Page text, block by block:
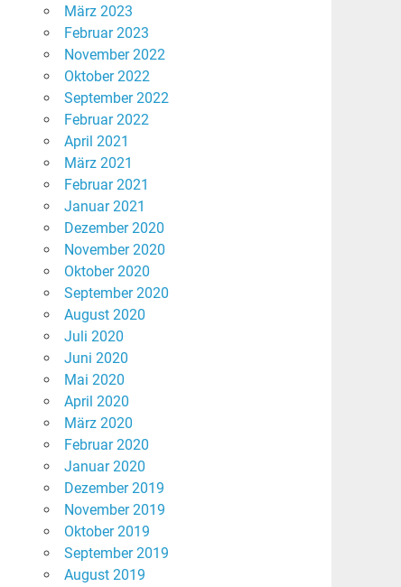
März 2023
Februar 2023
November 2022
Oktober 2022
September 2022
Februar 2022
April 2021
März 2021
Februar 2021
Januar 2021
Dezember 2020
November 2020
Oktober 2020
September 2020
August 2020
Juli 2020
Juni 2020
Mai 2020
April 2020
März 2020
Februar 2020
Januar 2020
Dezember 2019
November 2019
Oktober 2019
September 2019
August 2019